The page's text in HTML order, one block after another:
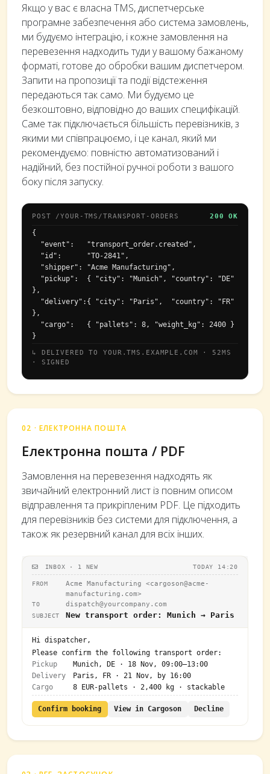
Якщо у вас є власна TMS, диспетчерське
програмне забезпечення або система замовлень,
ми будуємо інтеграцію, і кожне замовлення на
перевезення надходить туди у вашому бажаному
форматі, готове до обробки вашим диспетчером.
Запити на пропозиції та події відстеження
передаються так само. Ми будуємо це
безкоштовно, відповідно до ваших специфікацій.
Саме так підключається більшість перевізників, з
якими ми співпрацюємо, і це канал, який ми
рекомендуємо: повністю автоматизований і
надійний, без постійної ручної роботи з вашого
боку після запуску.
POST /YOUR-TMS/TRANSPORT-ORDERS 200 OK
{
},
},
}
↳ DELIVERED TO YOUR.TMS.EXAMPLE.COM · 52MS
· SIGNED
02 · ЕЛЕКТРОННА ПОШТА
Електронна пошта / PDF
Замовлення на перевезення надходять як
звичайний електронний лист із повним описом
відправлення та прикріпленим PDF. Це підходить
для перевізників без системи для підключення, а
також як резервний канал для всіх інших.
INBOX · 1 NEW TODAY 14:20
FROM Acme Manufacturing <cargoson@acme-
manufacturing.com>
TO dispatch@yourcompany.com
SUBJECT New transport order: Munich → Paris
Hi dispatcher,
Please confirm the following transport order:
Pickup
Munich, DE · 18 Nov, 09:00–13:00
Delivery
Paris, FR · 21 Nov, by 16:00
Cargo
8 EUR-pallets · 2,400 kg · stackable
Confirm booking View in Cargoson Decline